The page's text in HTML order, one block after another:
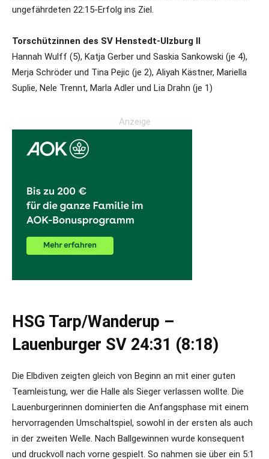
ungefährdeten 22:15-Erfolg ins Ziel.
Torschützinnen des SV Henstedt-Ulzburg II
Hannah Wulff (5), Katja Gerber und Saskia Sankowski (je 4),
Merja Schröder und Tina Pejic (je 2), Aliyah Kästner, Mariella
Suplie, Nele Trennt, Marla Adler und Lia Drahn (je 1)
Anzeige
HSG Tarp/Wanderup –
Lauenburger SV 24:31 (8:18)
Die Elbdiven zeigten gleich von Beginn an mit einer guten
Teamleistung, wer die Halle als Sieger verlassen wollte. Die
Lauenburgerinnen dominierten die Anfangsphase mit einem
hervorragenden Umschaltspiel, sowohl in der ersten als auch
in der zweiten Welle. Nach Ballgewinnen wurde konsequent
und druckvoll nach vorne gespielt. So nahmen sie über ein 5:1